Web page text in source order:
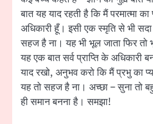
बात यह याद रहती है कि मैं परमात्मा का
अधिकारी हूँ। इसी एक स्मृति से भी
सहज है ना। यह भी भूल जाता फिर
यह एक बात सर्व प्राप्ति के अधिकारी
याद रखो, अनुभव करो कि मैं प्रभु का
यह तो सहज है ना। अच्छा – सुना तो
ही समान बनना है। समझा!